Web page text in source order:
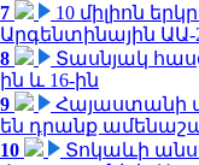
7
10 միլիոն
Արգենտինային ԱԱ-
8
Տասնյակ
ին և 16-ին
9
Հայաստանի
են դրանք
10
Տոկաևի